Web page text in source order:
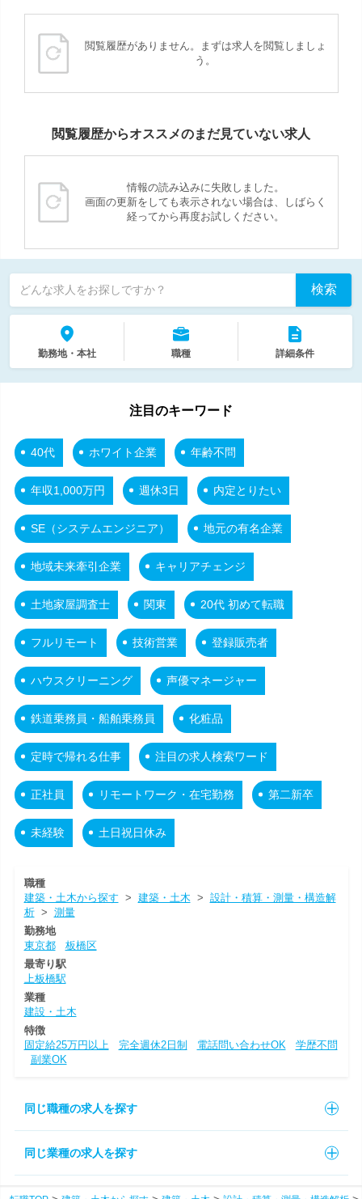
閲覧履歴がありません。まずは求人を閲覧しましょ
う。
閲覧履歴からオススメのまだ見ていない求人
情報の読み込みに失敗しました。
画面の更新をしても表示されない場合は、しばらく
経ってから再度お試しください。
どんな求人をお探しですか？ 検索
勤務地・本社 職種 詳細条件
注目のキーワード
40代 ホワイト企業 年齢不問
年収1,000万円 週休3日 内定とりたい
SE（システムエンジニア） 地元の有名企業
地域未来牽引企業 キャリアチェンジ
土地家屋調査士 関東 20代 初めて転職
フルリモート 技術営業 登録販売者
ハウスクリーニング 声優マネージャー
鉄道乗務員・船舶乗務員 化粧品
定時で帰れる仕事 注目の求人検索ワード
正社員 リモートワーク・在宅勤務 第二新卒
未経験 土日祝日休み
職種
建築・土木から探す > 建築・土木 > 設計・積算・測量・構造解
析> 測量
勤務地
東京都
板橋区
最寄り駅
上板橋駅
業種
建設・土木
特徴
固定給25万円以上
完全週休2日制 電話問い合わせOK
学歴不問
副業OK
同じ職種の求人を探す
同じ業種の求人を探す